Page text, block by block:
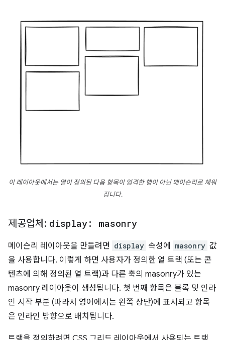
이 레이아웃에서는 열이 정의된 다음 항목이 엄격한 행이 아닌 메이슨리로 채워
집니다.
제공업체: display: masonry
메이슨리 레이아웃을 만들려면 display 속성에 masonry 값
을 사용합니다. 이렇게 하면 사용자가 정의한 열 트랙 (또는 콘
텐츠에 의해 정의된 열 트랙)과 다른 축의 masonry가 있는
masonry 레이아웃이 생성됩니다. 첫 번째 항목은 블록 및 인라
인 시작 부분 (따라서 영어에서는 왼쪽 상단)에 표시되고 항목
은 인라인 방향으로 배치됩니다.